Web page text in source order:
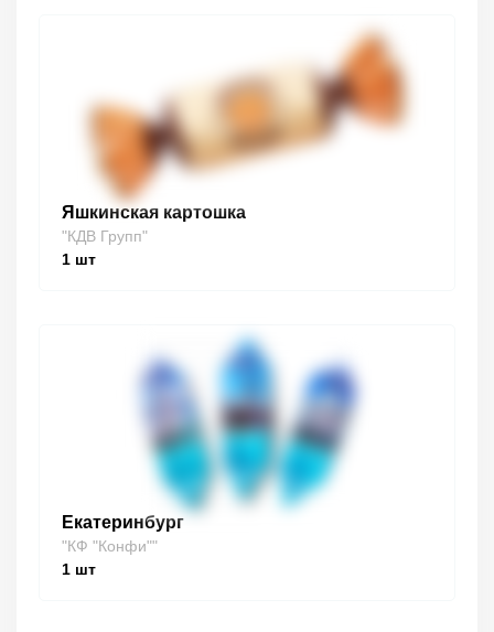
Яшкинская картошка
"КДВ Групп"
1 шт
Екатеринбург
"КФ "Конфи""
1 шт